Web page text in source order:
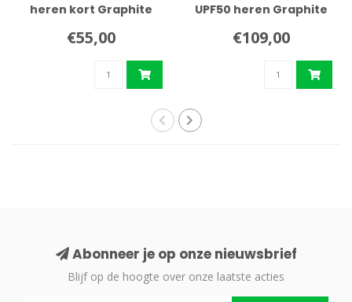
heren kort Graphite
€55,00
UPF50 heren Graphite
€109,00
Abonneer je op onze nieuwsbrief
Blijf op de hoogte over onze laatste acties